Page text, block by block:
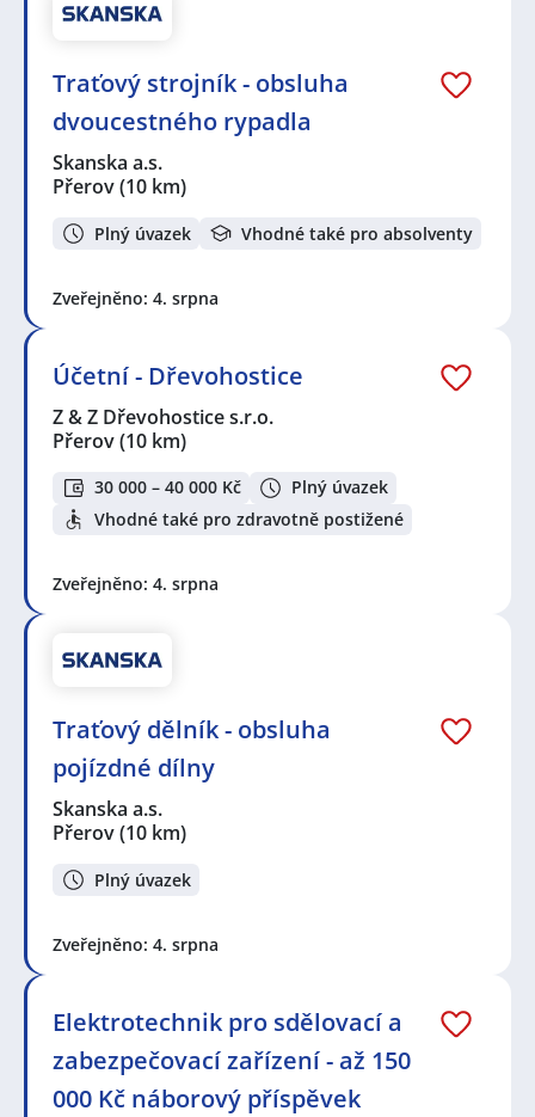
Traťový strojník - obsluha
dvoucestného rypadla
Skanska a.s.
Přerov(10 km)
Plný úvazek Vhodné také pro absolventy
Zveřejněno: 4. srpna
Účetní - Dřevohostice
Z & Z Dřevohostice s.r.o.
Přerov(10 km)
30 000 – 40 000 Kč
Plný úvazek
Vhodné také pro zdravotně postižené
Zveřejněno: 4. srpna
Traťový dělník - obsluha
pojízdné dílny
Skanska a.s.
Přerov(10 km)
Plný úvazek
Zveřejněno: 4. srpna
Elektrotechnik pro sdělovací a
zabezpečovací zařízení - až 150
000 Kč náborový příspěvek